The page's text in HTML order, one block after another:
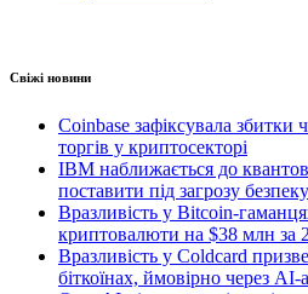
Свіжі новини
Coinbase зафіксувала збитки
торгів у криптосекторі
IBM наближається до
поставити під загрозу
Вразливість у Bitcoin-
криптовалюти на $38 млн за
Вразливість у Coldcard
біткоїнах, ймовірно через AI-